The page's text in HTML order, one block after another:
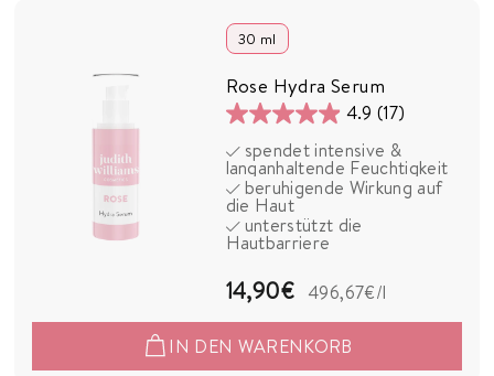
30 ml
Rose Hydra Serum
4.9 (17)
4.9
von
5
Sternen.
17
spendet intensive &
langanhaltende Feuchtigkeit
beruhigende Wirkung auf
die Haut
unterstützt die
Hautbarriere
14,90€1
4
,
496,67€/l
IN DEN WARENKORB